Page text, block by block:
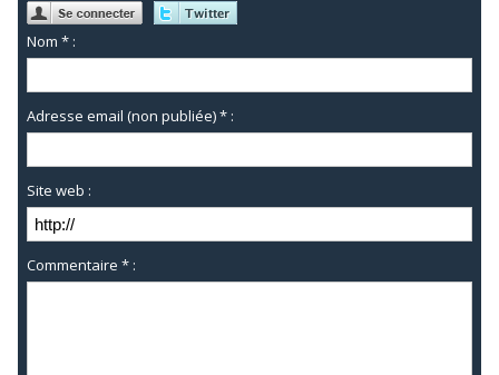
Nom * :
Adresse email (non publiée) * :
Site web :
Commentaire * :